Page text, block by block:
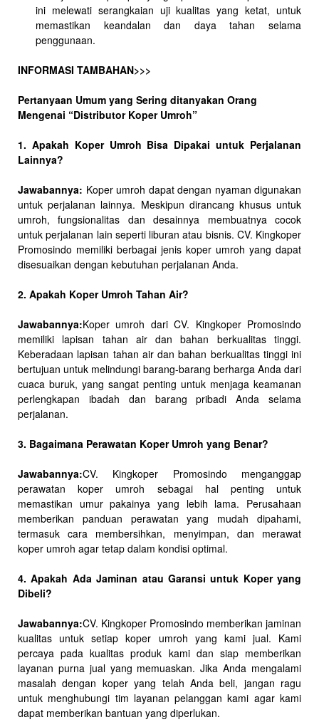
ini melewati serangkaian uji kualitas yang ketat, untuk
memastikan keandalan dan daya tahan selama
penggunaan.
INFORMASI TAMBAHAN>>>
Pertanyaan Umum yang Sering ditanyakan Orang
Mengenai “Distributor Koper Umroh”
1. Apakah Koper Umroh Bisa Dipakai untuk Perjalanan
Lainnya?
Jawabannya: Koper umroh dapat dengan nyaman digunakan
untuk perjalanan lainnya. Meskipun dirancang khusus untuk
umroh, fungsionalitas dan desainnya membuatnya cocok
untuk perjalanan lain seperti liburan atau bisnis. CV. Kingkoper
Promosindo memiliki berbagai jenis koper umroh yang dapat
disesuaikan dengan kebutuhan perjalanan Anda.
2. Apakah Koper Umroh Tahan Air?
Jawabannya:Koper umroh dari CV. Kingkoper Promosindo
memiliki lapisan tahan air dan bahan berkualitas tinggi.
Keberadaan lapisan tahan air dan bahan berkualitas tinggi ini
bertujuan untuk melindungi barang-barang berharga Anda dari
cuaca buruk, yang sangat penting untuk menjaga keamanan
perlengkapan ibadah dan barang pribadi Anda selama
perjalanan.
3. Bagaimana Perawatan Koper Umroh yang Benar?
Jawabannya:CV. Kingkoper Promosindo menganggap
perawatan koper umroh sebagai hal penting untuk
memastikan umur pakainya yang lebih lama. Perusahaan
memberikan panduan perawatan yang mudah dipahami,
termasuk cara membersihkan, menyimpan, dan merawat
koper umroh agar tetap dalam kondisi optimal.
4. Apakah Ada Jaminan atau Garansi untuk Koper yang
Dibeli?
Jawabannya:CV. Kingkoper Promosindo memberikan jaminan
kualitas untuk setiap koper umroh yang kami jual. Kami
percaya pada kualitas produk kami dan siap memberikan
layanan purna jual yang memuaskan. Jika Anda mengalami
masalah dengan koper yang telah Anda beli, jangan ragu
untuk menghubungi tim layanan pelanggan kami agar kami
dapat memberikan bantuan yang diperlukan.